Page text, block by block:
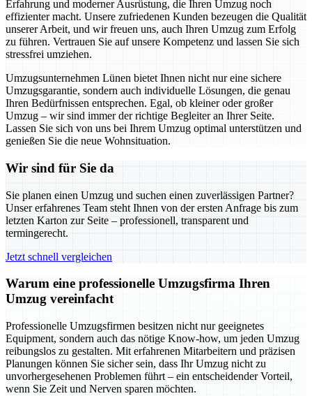
Erfahrung und moderner Ausrüstung, die Ihren Umzug noch
effizienter macht. Unsere zufriedenen Kunden bezeugen die Qualität
unserer Arbeit, und wir freuen uns, auch Ihren Umzug zum Erfolg
zu führen. Vertrauen Sie auf unsere Kompetenz und lassen Sie sich
stressfrei umziehen.
Umzugsunternehmen Lünen bietet Ihnen nicht nur eine sichere
Umzugsgarantie, sondern auch individuelle Lösungen, die genau
Ihren Bedürfnissen entsprechen. Egal, ob kleiner oder großer
Umzug – wir sind immer der richtige Begleiter an Ihrer Seite.
Lassen Sie sich von uns bei Ihrem Umzug optimal unterstützen und
genießen Sie die neue Wohnsituation.
Wir sind für Sie da
Sie planen einen Umzug und suchen einen zuverlässigen Partner?
Unser erfahrenes Team steht Ihnen von der ersten Anfrage bis zum
letzten Karton zur Seite – professionell, transparent und
termingerecht.
Jetzt schnell vergleichen
Warum eine professionelle Umzugsfirma Ihren
Umzug vereinfacht
Professionelle Umzugsfirmen besitzen nicht nur geeignetes
Equipment, sondern auch das nötige Know-how, um jeden Umzug
reibungslos zu gestalten. Mit erfahrenen Mitarbeitern und präzisen
Planungen können Sie sicher sein, dass Ihr Umzug nicht zu
unvorhergesehenen Problemen führt – ein entscheidender Vorteil,
wenn Sie Zeit und Nerven sparen möchten.